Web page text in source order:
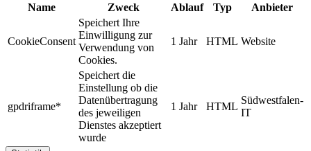
Name Zweck Ablauf Typ Anbieter
CookieConsent
Speichert Ihre
Einwilligung zur
Verwendung von
Cookies.
1 Jahr HTML Website
gpdriframe*
Speichert die
Einstellung ob die
Datenübertragung
des jeweiligen
Dienstes akzeptiert
wurde
1 Jahr HTML
Südwestfalen-
IT